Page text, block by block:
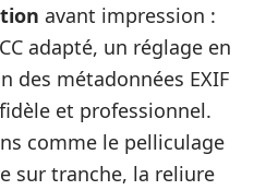
avant impression :
adapté, un réglage en
des métadonnées EXIF
et professionnel.
comme le pelliculage
sur tranche, la reliure